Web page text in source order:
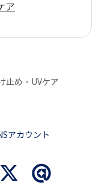
ア
止め・UVケア
アカウント